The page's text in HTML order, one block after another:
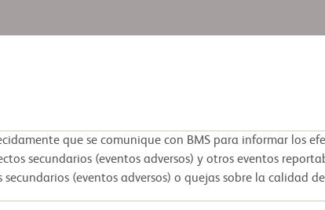
que se comunique con BMS para informar los
secundarios (eventos adversos) y otros eventos
secundarios (eventos adversos) o quejas sobre la calidad